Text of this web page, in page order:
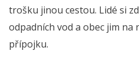
trošku jinou cestou. Lidé si
odpadních vod a obec jim na
přípojku.